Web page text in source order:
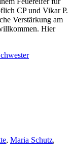
CP und Vikar P.
Verstärkung am
Hier
, Maria Schutz,